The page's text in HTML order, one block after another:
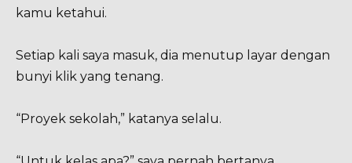
kamu ketahui.
Setiap kali saya masuk, dia menutup layar dengan
bunyi klik yang tenang.
“Proyek sekolah,” katanya selalu.